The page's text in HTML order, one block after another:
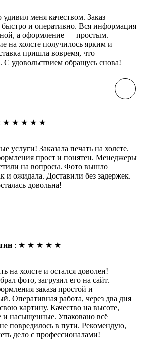
меня качеством. Заказ
и оперативно. Вся информация
а оформление — простым.
на холсте получилось ярким и
пришла вовремя, что
С удовольствием обращусь снова!
★ ★ ★ ★ ★
услуги! Заказала печать на холсте.
прост и понятен. Менеджеры
на вопросы. Фото вышло
и ожидала. Доставили без задержек.
довольна!
: ★ ★ ★ ★ ★
на холсте и остался доволен!
фото, загрузил его на сайт.
заказа простой и
Оперативная работа, через два дня
картину. Качество на высоте,
и насыщенные. Упаковано всё
повредилось в пути. Рекомендую,
дело с профессионалами!